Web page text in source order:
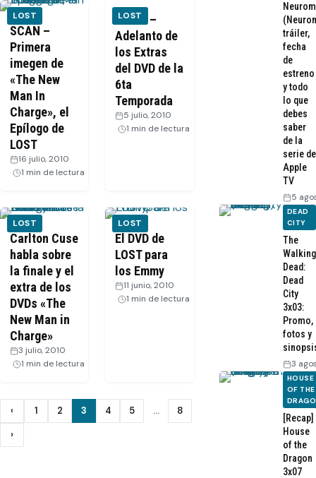
LOST
SCAN –
Primera
imegen de
«The New
Man In
Charge», el
Epílogo de
LOST
16 julio, 2010
1 min de lectura
LOST
VIDEO –
Adelanto de
los Extras
del DVD de la
6ta
Temporada
5 julio, 2010
1 min de lectura
LOST
Carlton Cuse
habla sobre
la finale y el
extra de los
DVDs «The
New Man in
Charge»
3 julio, 2010
1 min de lectura
LOST
El DVD de
LOST para
los Emmy
11 junio, 2010
1 min de lectura
Paginación
de
‹ Anterior
1 2 3 4 5 … 8
›
tráiler,
fecha
de
estreno
y todo
lo que
debes
saber
de la
serie de
Apple
TV
5
DEAD
CITY
The
Walking
Dead:
Dead
City
3x03:
Promo,
fotos y
3
HOUSE
OF THE
[Recap]
House
of the
Dragon
3x07